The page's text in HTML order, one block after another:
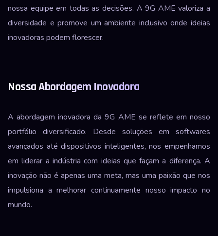
nossa equipe em todas as decisões. A 9G AME valoriza a
diversidade e promove um ambiente inclusivo onde ideias
inovadoras podem florescer.
Nossa Abordagem Inovadora
A abordagem inovadora da 9G AME se reflete em nosso
portfólio diversificado. Desde soluções em softwares
avançados até dispositivos inteligentes, nos empenhamos
em liderar a indústria com ideias que façam a diferença. A
inovação não é apenas uma meta, mas uma paixão que nos
impulsiona a melhorar continuamente nosso impacto no
mundo.